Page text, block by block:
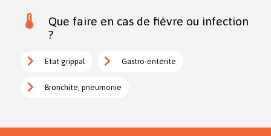
Que faire en cas de fièvre ou infection
?
Etat grippal Gastro-entérite
Bronchite, pneumonie